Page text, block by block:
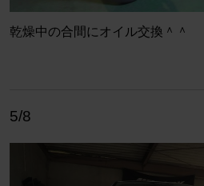
乾燥中の合間にオイル交換＾＾
5/8